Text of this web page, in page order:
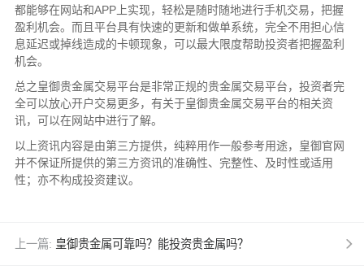
都能够在网站和APP上实现，轻松是随时随地进行手机交易，把握
盈利机会。而且平台具有快速的更新和做单系统，完全不用担心信
息延迟或掉线造成的卡顿现象，可以最大限度帮助投资者把握盈利
机会。
总之皇御贵金属交易平台是非常正规的贵金属交易平台，投资者完
全可以放心开户交易更多，有关于皇御贵金属交易平台的相关资
讯，可以在网站中进行了解。
以上资讯内容是由第三方提供，纯粹用作一般参考用途，皇御官网
并不保证所提供的第三方资讯的准确性、完整性、及时性或适用
性；亦不构成投资建议。
上一篇: 皇御贵金属可靠吗？能投资贵金属吗？